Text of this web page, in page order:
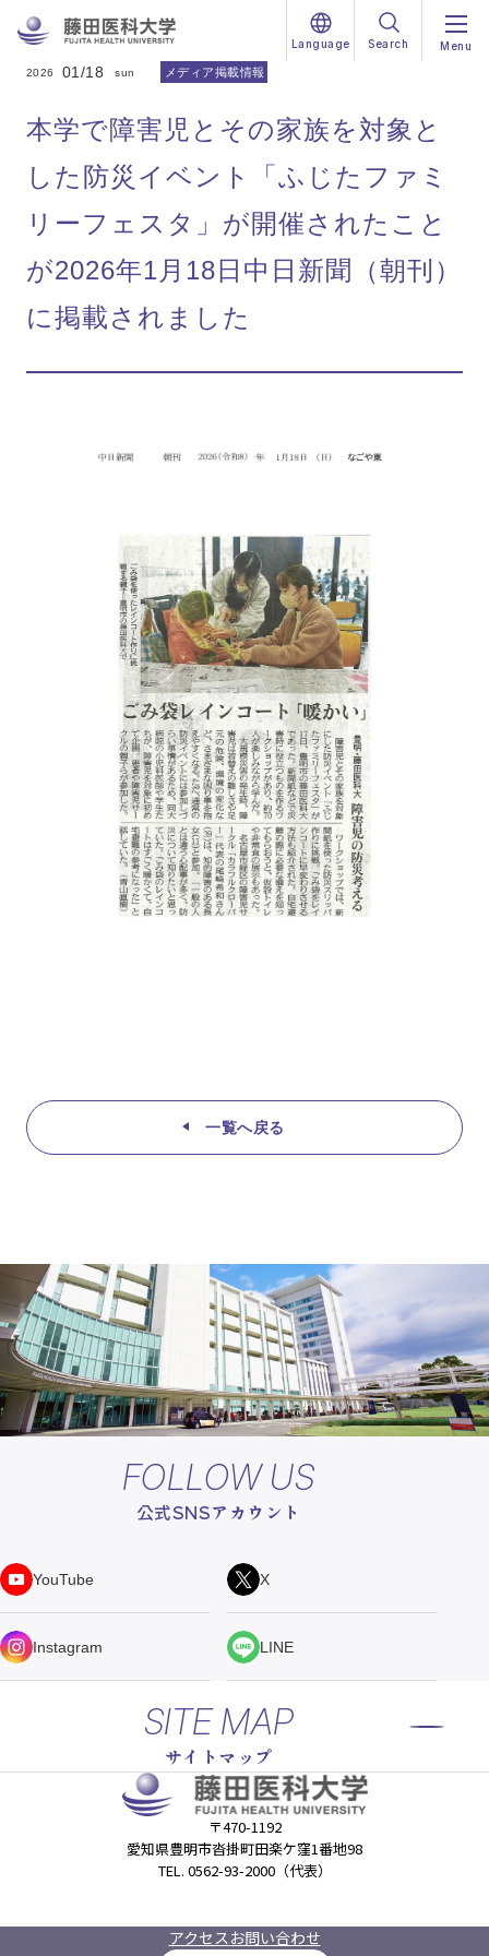
Language Search Menu
2026 01/18 sun メディア掲載情報
本学で障害児とその家族を対象と
した防災イベント「ふじたファミ
リーフェスタ」が開催されたこと
が2026年1月18日中日新聞（朝刊）
に掲載されました
一覧へ戻る
FOLLOW US
公式SNSアカウント
YouTube X
Instagram LINE
SITE MAP
サイトマップ
〒470-1192
愛知県豊明市沓掛町田楽ケ窪1番地98
TEL. 0562-93-2000（代表）
アクセスお問い合わせ